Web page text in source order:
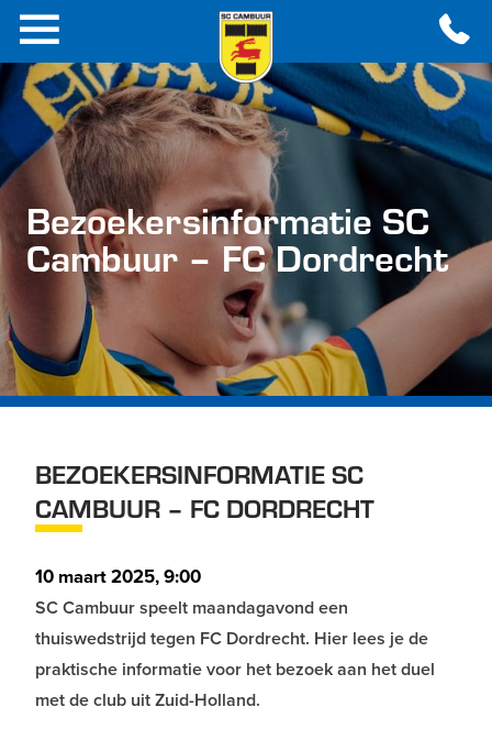
Bezoekersinformatie SC
Cambuur – FC Dordrecht
BEZOEKERSINFORMATIE SC
CAMBUUR – FC DORDRECHT
10 maart 2025, 9:00
SC Cambuur speelt maandagavond een
thuiswedstrijd tegen FC Dordrecht. Hier lees je de
praktische informatie voor het bezoek aan het duel
met de club uit Zuid-Holland.